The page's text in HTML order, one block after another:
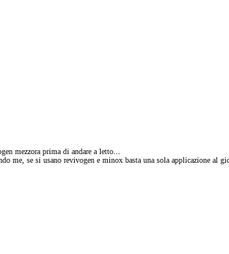
mezzora prima di andare a letto...
me, se si usano revivogen e minox basta una sola applicazione al